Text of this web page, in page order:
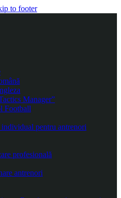
to footer
Manager”
Football
pentru antrenori
profesională
antrenori